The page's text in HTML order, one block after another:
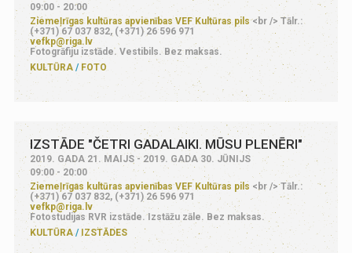
09:00 - 20:00
Ziemeļrīgas kultūras apvienības VEF Kultūras pils<br /> Tālr.:
(+371) 67 037 832, (+371) 26 596 971
vefkp@riga.lv
Fotogrāfiju izstāde. Vestibils. Bez maksas.
KULTŪRA
FOTO
IZSTĀDE "ČETRI GADALAIKI. MŪSU PLENĒRI"
2019. GADA 21. MAIJS - 2019. GADA 30. JŪNIJS
09:00 - 20:00
Ziemeļrīgas kultūras apvienības VEF Kultūras pils <br /> Tālr.:
(+371) 67 037 832, (+371) 26 596 971
vefkp@riga.lv
Fotostudijas RVR izstāde. Izstāžu zāle. Bez maksas.
KULTŪRA
IZSTĀDES